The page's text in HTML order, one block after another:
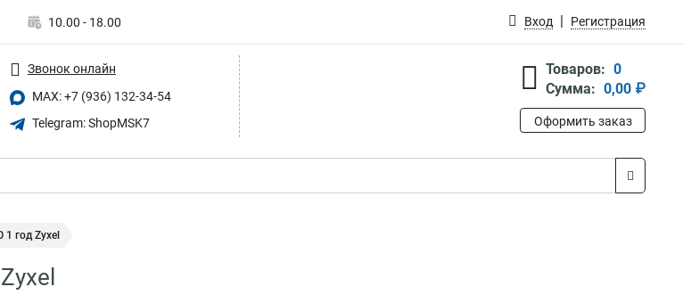
10.00 - 18.00 Вход Регистрация
Звонок онлайн
MAX: +7 (936) 132-34-54
Telegram: ShopMSK7
Товаров: 0
Сумма: 0,00 ₽
Оформить заказ
год Zyxel